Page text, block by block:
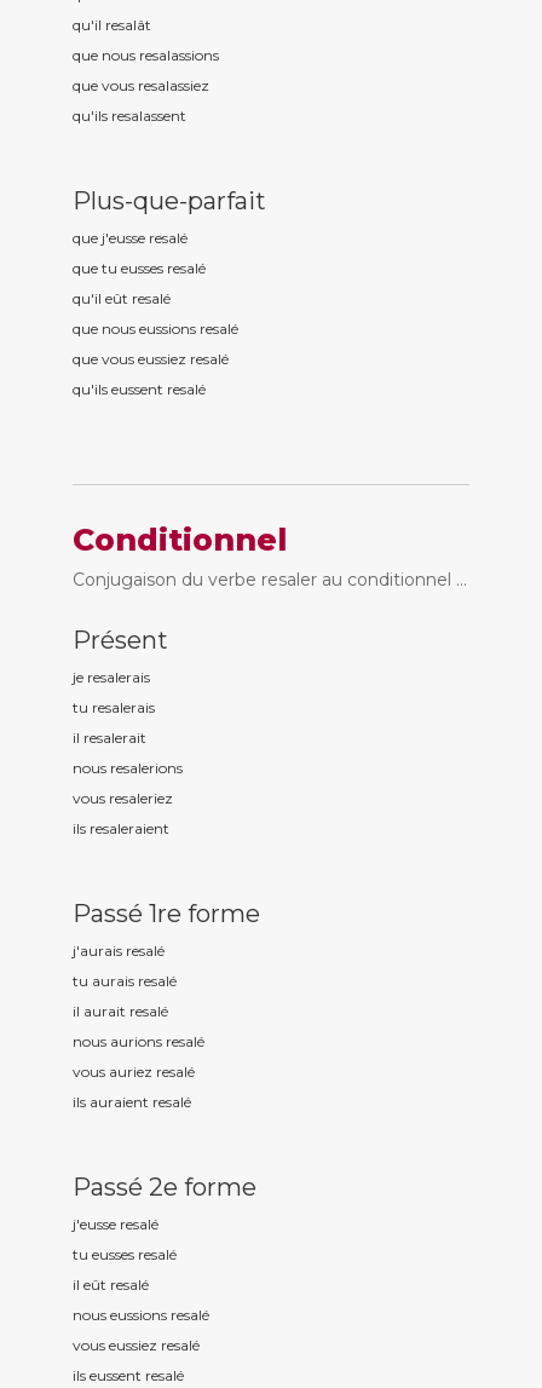
qu'il resalât
que nous resalassions
que vous resalassiez
qu'ils resalassent
Plus-que-parfait
que j'eusse resalé
que tu eusses resalé
qu'il eût resalé
que nous eussions resalé
que vous eussiez resalé
qu'ils eussent resalé
Conditionnel
Conjugaison du verbe resaler au conditionnel ...
Présent
je resalerais
tu resalerais
il resalerait
nous resalerions
vous resaleriez
ils resaleraient
Passé 1re forme
j'aurais resalé
tu aurais resalé
il aurait resalé
nous aurions resalé
vous auriez resalé
ils auraient resalé
Passé 2e forme
j'eusse resalé
tu eusses resalé
il eût resalé
nous eussions resalé
vous eussiez resalé
ils eussent resalé